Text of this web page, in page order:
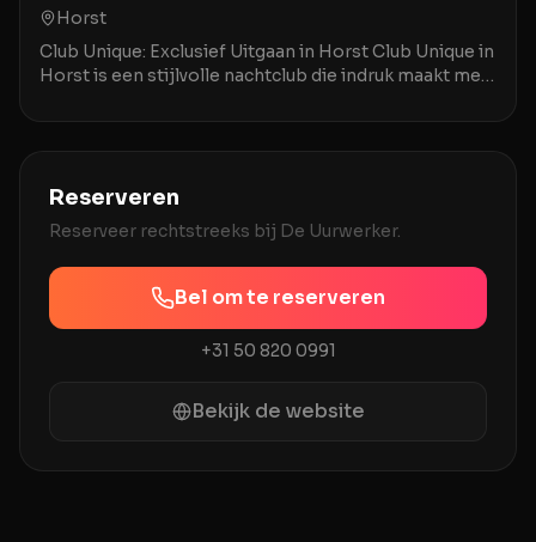
Horst
Club Unique: Exclusief Uitgaan in Horst Club Unique in
Horst is een stijlvolle nachtclub die indruk maakt met
Reserveren
Reserveer rechtstreeks bij De Uurwerker.
Bel om te reserveren
+31 50 820 0991
Bekijk de website